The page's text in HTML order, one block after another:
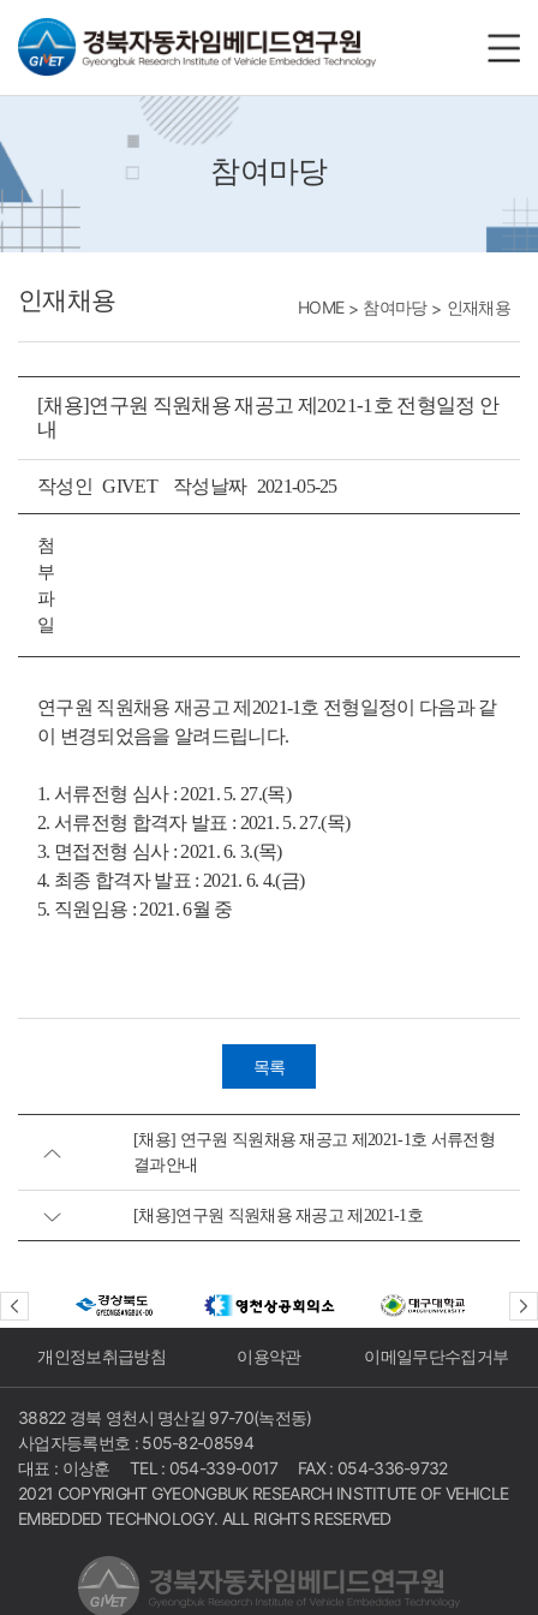
참여마당
인재채용 HOME 참여마당 인재채용
[채용]연구원 직원채용 재공고 제2021-1호 전형일정 안
내
작성인 GIVET 작성날짜 2021-05-25
첨
부
파
일
연구원 직원채용 재공고 제2021-1호 전형일정이 다음과 같
이 변경되었음을 알려드립니다.
1. 서류전형 심사 : 2021. 5. 27.(목)
2. 서류전형 합격자 발표 : 2021. 5. 27.(목)
3. 면접전형 심사 : 2021. 6. 3.(목)
4. 최종 합격자 발표 : 2021. 6. 4.(금)
5. 직원임용 : 2021. 6월 중
목록
[채용] 연구원 직원채용 재공고 제2021-1호 서류전형
결과안내
[채용]연구원 직원채용 재공고 제2021-1호
개인정보취급방침 이용약관 이메일무단수집거부
38822 경북 영천시 명산길 97-70(녹전동)
사업자등록번호 : 505-82-08594
대표 : 이상훈
TEL : 054-339-0017
FAX : 054-336-9732
2021 COPYRIGHT GYEONGBUK RESEARCH INSTITUTE OF VEHICLE
EMBEDDED TECHNOLOGY. ALL RIGHTS RESERVED